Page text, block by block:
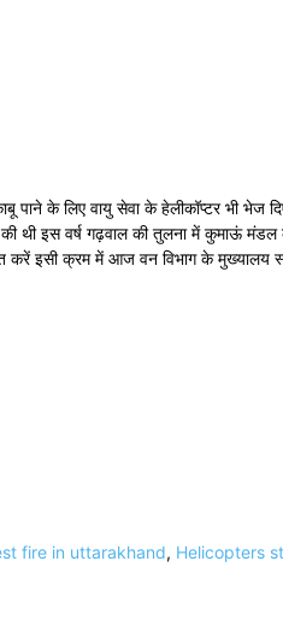
पाने के लिए वायु सेवा के हेलीकॉप्टर भी
थी इस वर्ष गढ़वाल की तुलना में कुमाऊं
इसी क्रम में आज वन विभाग के मुख्यालय
fire in uttarakhand, Helicopters